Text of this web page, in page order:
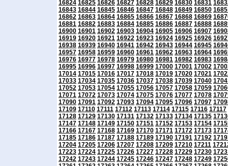
16824 16825 16826 16827 16828 16829 16830 16831
16843 16844 16845 16846 16847 16848 16849 16850
16862 16863 16864 16865 16866 16867 16868 16869
16881 16882 16883 16884 16885 16886 16887 16888
16900 16901 16902 16903 16904 16905 16906 16907
16919 16920 16921 16922 16923 16924 16925 16926
16938 16939 16940 16941 16942 16943 16944 16945
16957 16958 16959 16960 16961 16962 16963 16964
16976 16977 16978 16979 16980 16981 16982 16983
16995 16996 16997 16998 16999 17000 17001 17002
17014 17015 17016 17017 17018 17019 17020 17021
17033 17034 17035 17036 17037 17038 17039 17040
17052 17053 17054 17055 17056 17057 17058 17059
17071 17072 17073 17074 17075 17076 17077 17078
17090 17091 17092 17093 17094 17095 17096 17097
17109 17110 17111 17112 17113 17114 17115 17116 17117
17128 17129 17130 17131 17132 17133 17134 17135
17147 17148 17149 17150 17151 17152 17153 17154
17166 17167 17168 17169 17170 17171 17172 17173
17185 17186 17187 17188 17189 17190 17191 17192
17204 17205 17206 17207 17208 17209 17210 17211
17223 17224 17225 17226 17227 17228 17229 17230
17242 17243 17244 17245 17246 17247 17248 17249